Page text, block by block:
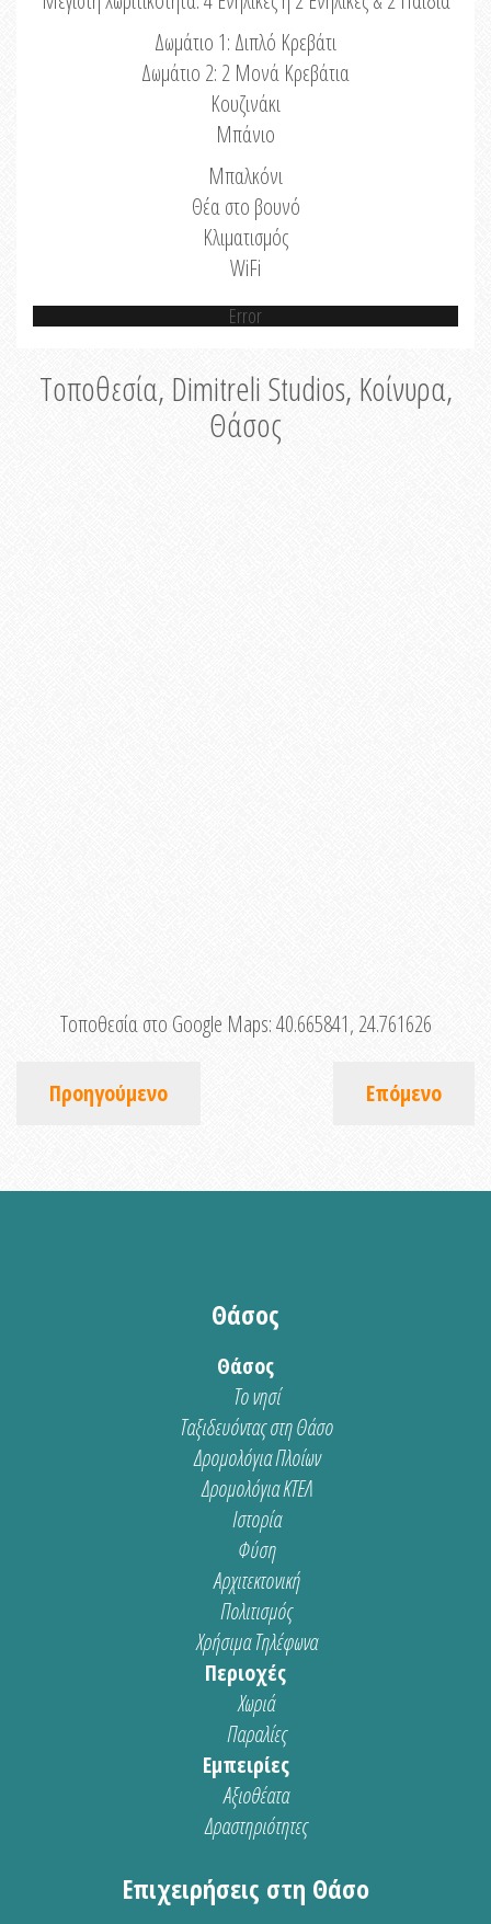
Δωμάτιο 1: Διπλό Κρεβάτι
Δωμάτιο 2: 2 Μονά Κρεβάτια
Κουζινάκι
Μπάνιο
Μπαλκόνι
Θέα στο βουνό
Κλιματισμός
WiFi
Error
Τοποθεσία, Dimitreli Studios, Κοίνυρα,
Θάσος
Τοποθεσία στο Google Maps:40.665841, 24.761626
Προηγούμενο Επόμενο
Θάσος
Θάσος
Το νησί
Ταξιδευόντας στη Θάσο
Δρομολόγια Πλοίων
Δρομολόγια ΚΤΕΛ
Ιστορία
Φύση
Αρχιτεκτονική
Πολιτισμός
Χρήσιμα Τηλέφωνα
Περιοχές
Χωριά
Παραλίες
Εμπειρίες
Αξιοθέατα
Δραστηριότητες
Επιχειρήσεις στη Θάσο